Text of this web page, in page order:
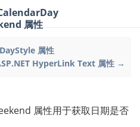
属性
HyperLink Text 属性 →
属性
属性用于获取日期是否